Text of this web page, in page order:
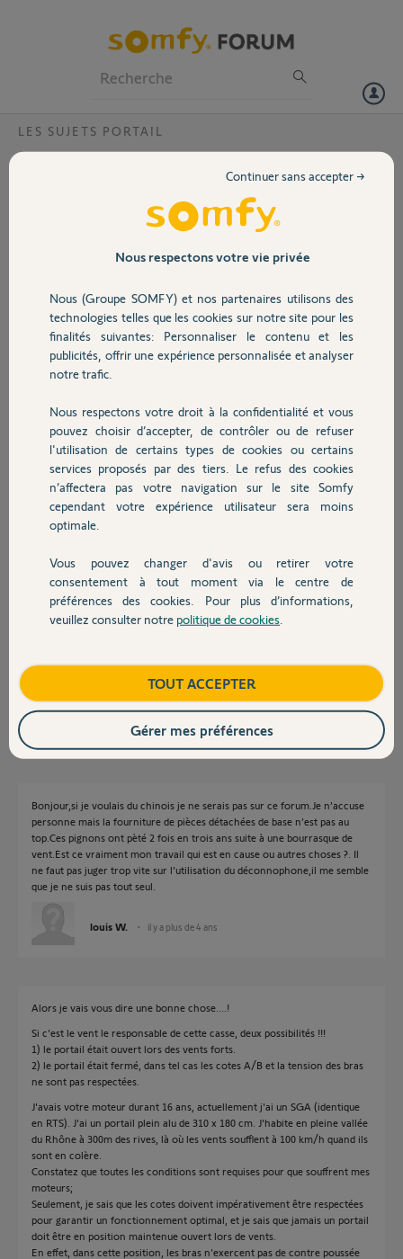
Volet
Sécurité
Domotique
Chauffage
Autres produits
Devis avec un pro
Contact
LES SUJETS PORTAIL
Pignons plastiques Passeo série 600.
Comment se fait il qu’un établissement comme Somfy ne propose
pas ces pignons en plastique ? Je pourrai changer le moteur mais pour
arriver au même résultat plus tard, est ce bien sérieux?S’il faut
changer tout un système pour trois pignons ,c'est un peu abuser.
Merci,
louis W.
il y a plus de 4 ans
Participer au fil de discussion
Réponses
https://forum.somfy.fr/questions/2926550-existe-pignons-acier-
Evitez les doublons !
prenez du chinois, nous on s'en fout !
Si ces pignons ont cassé c'est qu'il y a une très bonne raison ! n'accusez
Et dites-nous donc si ailleurs ils proposent des pignons au détail....????
Franchement, faut arrêter le déconnophone.
Anonyme il y a plus de 4 ans
Bonjour,si je voulais du chinois je ne serais pas sur ce forum.Je n’accuse
personne mais la fourniture de pièces détachées de base n’est pas au
top.Ces pignons ont pèté 2 fois en trois ans suite à une bourrasque de
vent.Est ce vraiment mon travail qui est en cause ou autres choses ?. Il
ne faut pas juger trop vite sur l’utilisation du déconnophone,il me semble
que je ne suis pas tout seul.
louis W. il y a plus de 4 ans
Alors je vais vous dire une bonne chose....!
Si c'est le vent le responsable de cette casse, deux possibilités !!!
1) le portail était ouvert lors des vents forts.
2) le portail était fermé, dans tel cas les cotes A/B et la tension des bras
ne sont pas respectées.
J'avais votre moteur durant 16 ans, actuellement j'ai un SGA (identique
en RTS). J'ai un portail plein alu de 310 x 180 cm. J'habite en pleine vallée
du Rhône à 300m des rives, là où les vents soufflent à 100 km/h quand ils
sont en colère.
Constatez que toutes les conditions sont requises pour que souffrent mes
moteurs;
Seulement, je sais que les cotes doivent impérativement être respectées
pour garantir un fonctionnement optimal, et je sais que jamais un portail
doit être en position maintenue ouvert lors de vents.
En effet, dans cette position, les bras n'exercent pas de contre poussée
Nous respectons votre vie privée
Nous (Groupe SOMFY) et nos partenaires utilisons des
technologies telles que les cookies sur notre site pour les
finalités suivantes: Personnaliser le contenu et les
publicités, offrir une expérience personnalisée et analyser
notre trafic.
Nous respectons votre droit à la confidentialité et vous
pouvez choisir d’accepter, de contrôler ou de refuser
l'utilisation de certains types de cookies ou certains
services proposés par des tiers. Le refus des cookies
n’affectera pas votre navigation sur le site Somfy
cependant votre expérience utilisateur sera moins
optimale.
Vous pouvez changer d'avis ou retirer votre
consentement à tout moment via le centre de
préférences des cookies. Pour plus d’informations,
veuillez consulter notre politique de cookies
Continuer sans accepter →
TOUT ACCEPTER
Gérer mes préférences